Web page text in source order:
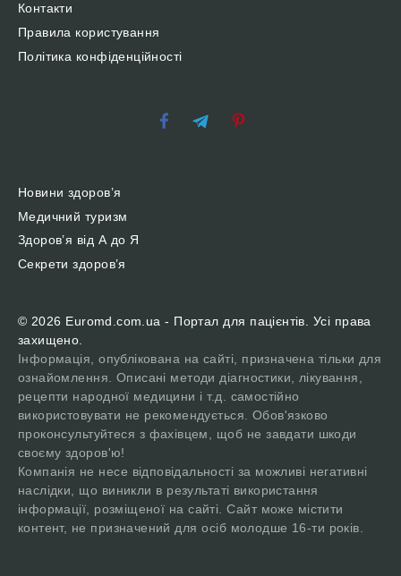
Контакти
Правила користування
Політика конфіденційності
Новини здоров’я
Медичний туризм
Здоров’я від А до Я
Секрети здоров’я
© 2026 Euromd.com.ua - Портал для пацієнтів. Усі права
захищено.
Інформація, опублікована на сайті, призначена тільки для
ознайомлення. Описані методи діагностики, лікування,
рецепти народної медицини і т.д. самостійно
використовувати не рекомендується. Обов'язково
проконсультуйтеся з фахівцем, щоб не завдати шкоди
своєму здоров'ю!
Компанія не несе відповідальності за можливі негативні
наслідки, що виникли в результаті використання
інформації, розміщеної на сайті. Сайт може містити
контент, не призначений для осіб молодше 16-ти років.